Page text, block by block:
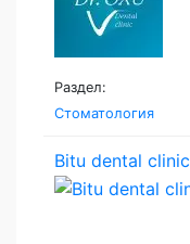
Раздел:
Стоматология
Bitu dental clinic